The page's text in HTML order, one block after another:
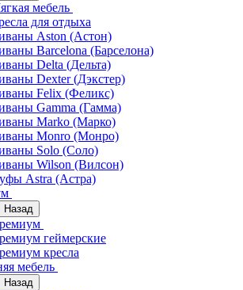
мебель
для отдыха
Aston (Астон)
Barcelona (Барселона)
Delta (Дельта)
Dexter (Дэкстер)
Felix (Феликс)
Gamma (Гамма)
Marko (Марко)
Monro (Монро)
Solo (Соло)
Wilson (Вилсон)
Astra (Астра)
Назад
геймерские
кресла
мебель
Назад